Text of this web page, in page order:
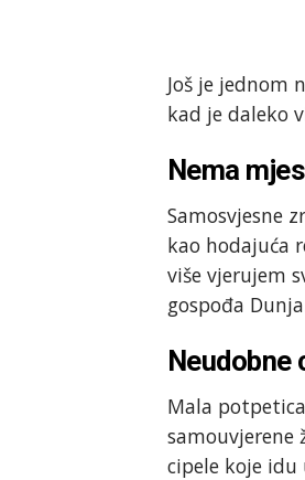
Još je jednom
kad je daleko
Nema
Samosvjesne
kao hodajuća
više vjerujem
gospođa
Neudobne
Mala
samouvjerene
cipele koje